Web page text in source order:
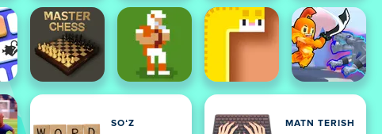
SOʻZ
MATN TERISH